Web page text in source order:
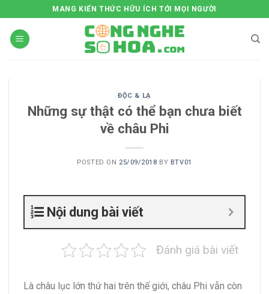
to
content
MANG KIẾN THỨC HỮU ÍCH TỚI MỌI NGƯỜI
ĐỘC & LẠ
Những sự thật có thể bạn chưa biết
về châu Phi
POSTED ON 25/09/2018 BY BTV01
Nội dung bài viết
Đánh giá bài viết
Là châu lục lớn thứ hai trên thế giới, châu Phi vẫn còn